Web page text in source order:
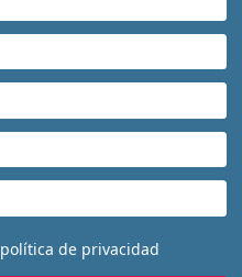
política de privacidad